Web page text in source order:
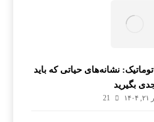
نشانه‌های حیاتی که باید
بگیرید
21